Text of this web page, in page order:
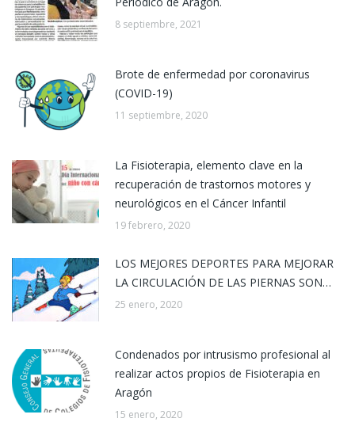
8 septiembre, 2021
Brote de enfermedad por coronavirus
(COVID-19)
11 septiembre, 2020
La Fisioterapia, elemento clave en la
recuperación de trastornos motores y
neurológicos en el Cáncer Infantil
19 febrero, 2020
LOS MEJORES DEPORTES PARA MEJORAR
LA CIRCULACIÓN DE LAS PIERNAS SON…
25 enero, 2020
Condenados por intrusismo profesional al
realizar actos propios de Fisioterapia en
Aragón
15 enero, 2020